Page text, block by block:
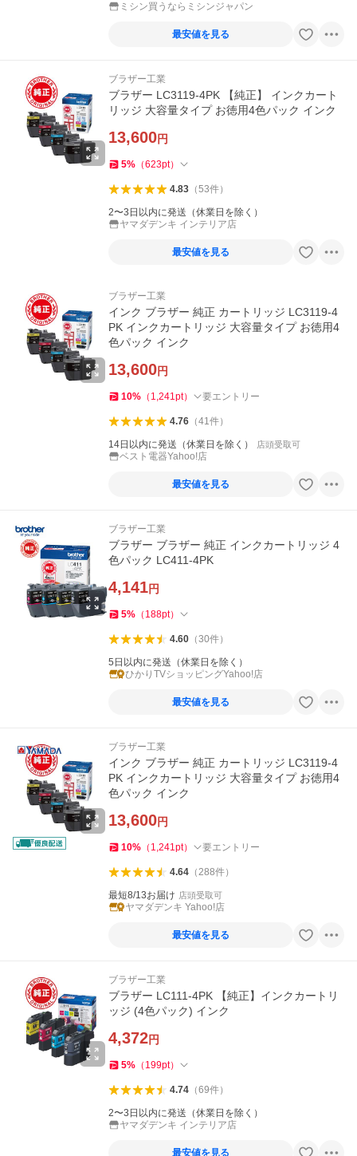
ミシン買うならミシンジャパン
最安値を見る
ブラザー工業
ブラザー LC3119-4PK 【純正】 インクカート
リッジ 大容量タイプ お徳用4色パック インク
13,600円
5% （623pt）
4.83（53件）
2〜3日以内に発送（休業日を除く）
ヤマダデンキ インテリア店
最安値を見る
ブラザー工業
インク ブラザー 純正 カートリッジ LC3119-4
PK インクカートリッジ 大容量タイプ お徳用4
色パック インク
13,600円
10% （ 1,241pt） 要エントリー
4.76（41件）
14日以内に発送（休業日を除く） 店頭受取可
ベスト電器Yahoo!店
最安値を見る
ブラザー工業
ブラザー ブラザー 純正 インクカートリッジ 4
色パック LC411-4PK
4,141円
5% （ 188pt）
4.60（30件）
5日以内に発送（休業日を除く）
ひかりTVショッピングYahoo!店
最安値を見る
ブラザー工業
インク ブラザー 純正 カートリッジ LC3119-4
PK インクカートリッジ 大容量タイプ お徳用4
色パック インク
13,600円
10% （ 1,241pt） 要エントリー
4.64（288件）
最短8/13お届け 店頭受取可
ヤマダデンキ Yahoo!店
最安値を見る
ブラザー工業
ブラザー LC111-4PK 【純正】インクカートリ
ッジ (4色パック) インク
4,372円
5% （ 199pt）
4.74（69件）
2〜3日以内に発送（休業日を除く）
ヤマダデンキ インテリア店
最安値を見る